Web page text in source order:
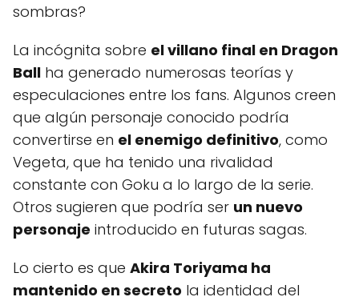
sombras?
La incógnita sobre el villano final en Dragon
Ball ha generado numerosas teorías y
especulaciones entre los fans. Algunos creen
que algún personaje conocido podría
convertirse en el enemigo definitivo, como
Vegeta, que ha tenido una rivalidad
constante con Goku a lo largo de la serie.
Otros sugieren que podría ser un nuevo
personaje introducido en futuras sagas.
Lo cierto es que Akira Toriyama ha
mantenido en secreto la identidad del